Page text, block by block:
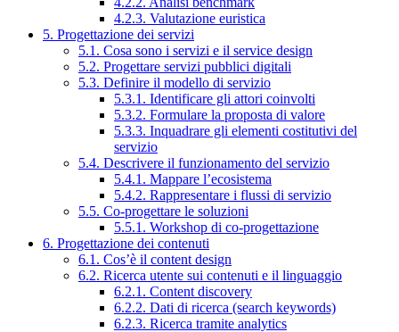
4.2.3. Valutazione euristica
5. Progettazione dei servizi
5.1. Cosa sono i servizi e il service design
5.2. Progettare servizi pubblici digitali
5.3. Definire il modello di servizio
5.3.1. Identificare gli attori coinvolti
5.3.2. Formulare la proposta di valore
5.3.3. Inquadrare gli elementi costitutivi del
servizio
5.4. Descrivere il funzionamento del servizio
5.4.1. Mappare l’ecosistema
5.4.2. Rappresentare i flussi di servizio
5.5. Co-progettare le soluzioni
5.5.1. Workshop di co-progettazione
6. Progettazione dei contenuti
6.1. Cos’è il content design
6.2. Ricerca utente sui contenuti e il linguaggio
6.2.1. Content discovery
6.2.2. Dati di ricerca (search keywords)
6.2.3. Ricerca tramite analytics